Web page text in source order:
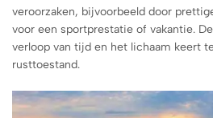
veroorzaken, bijvoorbeeld door
voor een sportprestatie of vakantie.
verloop van tijd en het lichaam keert
rusttoestand.